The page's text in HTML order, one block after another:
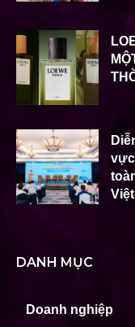
DANH MỤC
Doanh nghiệp